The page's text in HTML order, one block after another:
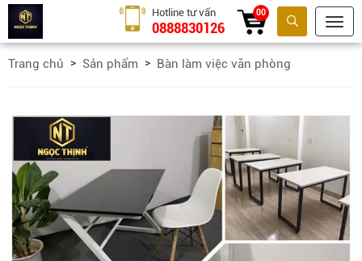
Tìm kiếm
Hotline tư vấn
0888830126
00
Trang chủ Sản phẩm Bàn làm việc văn phòng